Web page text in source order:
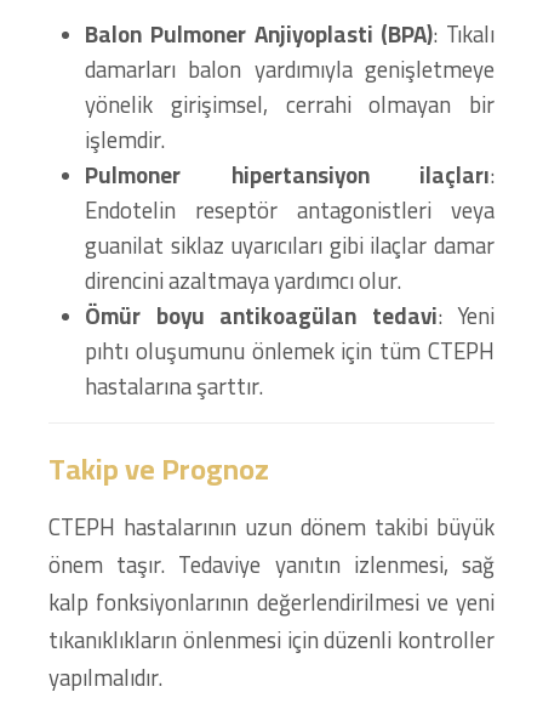
Balon Pulmoner Anjiyoplasti (BPA): Tıkalı
damarları balon yardımıyla genişletmeye
yönelik girişimsel, cerrahi olmayan bir
işlemdir.
Pulmoner hipertansiyon ilaçları:
Endotelin reseptör antagonistleri veya
guanilat siklaz uyarıcıları gibi ilaçlar damar
direncini azaltmaya yardımcı olur.
Ömür boyu antikoagülan tedavi: Yeni
pıhtı oluşumunu önlemek için tüm CTEPH
hastalarına şarttır.
Takip ve Prognoz
CTEPH hastalarının uzun dönem takibi büyük
önem taşır. Tedaviye yanıtın izlenmesi, sağ
kalp fonksiyonlarının değerlendirilmesi ve yeni
tıkanıklıkların önlenmesi için düzenli kontroller
yapılmalıdır.